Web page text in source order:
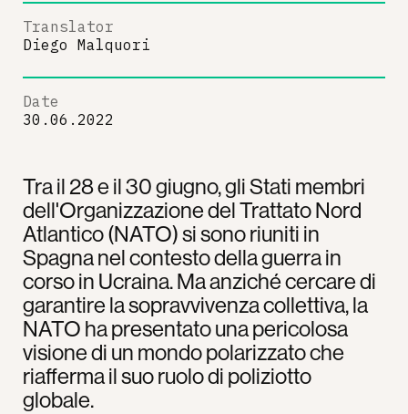
Tra il 28 e il 30 giugno, gli Stati membri
dell'Organizzazione del Trattato Nord
Atlantico (NATO) si sono riuniti in
Spagna nel contesto della guerra in
corso in Ucraina. Ma anziché cercare di
garantire la sopravvivenza collettiva, la
NATO ha presentato una pericolosa
visione di un mondo polarizzato che
riafferma il suo ruolo di poliziotto
globale.
Translator
Diego Malquori
Date
30.06.2022